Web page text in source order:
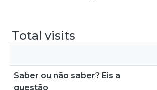
Total visits
Saber ou não saber? Eis a
questão